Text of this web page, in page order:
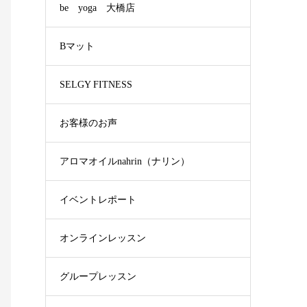
be yoga 大橋店
Bマット
SELGY FITNESS
お客様のお声
アロマオイルnahrin（ナリン）
イベントレポート
オンラインレッスン
グループレッスン